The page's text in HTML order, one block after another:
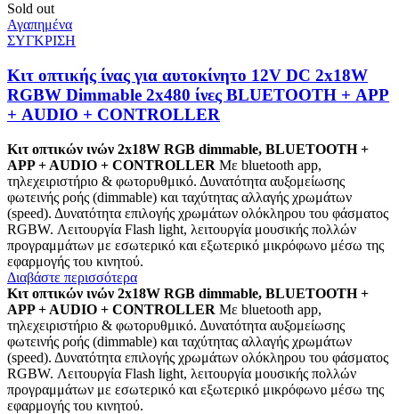
Sold out
Αγαπημένα
ΣΥΓΚΡΙΣΗ
Κιτ οπτικής ίνας για αυτοκίνητο 12V DC 2x18W
RGBW Dimmable 2x480 ίνες BLUETOOTH + APP
+ AUDIO + CONTROLLER
Κιτ οπτικών ινών 2x18W RGB dimmable, BLUETOOTH +
APP + AUDIO + CONTROLLER Με bluetooth app,
τηλεχειριστήριο & φωτορυθμικό. Δυνατότητα αυξομείωσης
φωτεινής ροής (dimmable) και ταχύτητας αλλαγής χρωμάτων
(speed). Δυνατότητα επιλογής χρωμάτων ολόκληρου του φάσματος
RGBW. Λειτουργία Flash light, λειτουργία μουσικής πολλών
προγραμμάτων με εσωτερικό και εξωτερικό μικρόφωνο μέσω της
εφαρμογής του κινητού.
Διαβάστε περισσότερα
Κιτ οπτικών ινών 2x18W RGB dimmable, BLUETOOTH +
APP + AUDIO + CONTROLLER Με bluetooth app,
τηλεχειριστήριο & φωτορυθμικό. Δυνατότητα αυξομείωσης
φωτεινής ροής (dimmable) και ταχύτητας αλλαγής χρωμάτων
(speed). Δυνατότητα επιλογής χρωμάτων ολόκληρου του φάσματος
RGBW. Λειτουργία Flash light, λειτουργία μουσικής πολλών
προγραμμάτων με εσωτερικό και εξωτερικό μικρόφωνο μέσω της
εφαρμογής του κινητού.